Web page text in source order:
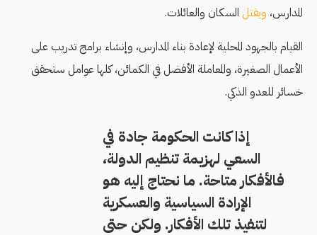
المدارس، ويقتل السكان والعائلات.
القيام بالجهود المحلية لإعادة بناء المدارس، وإنشاء برامج تدريب على
الأعمال الصغيرة، والمعاملة الأفضل في الكمائن، كلها عوامل ستحقق
خسائر للعدو الذكي.
إذا كانت الحكومة جادة في
السعي لهزيمة تنظيم الدولة،
فالأفكار متاحة. ما نحتاج إليه هو
الإرادة السياسية والعسكرية
لتنفيذ تلك الأفكار. ولكن حتى